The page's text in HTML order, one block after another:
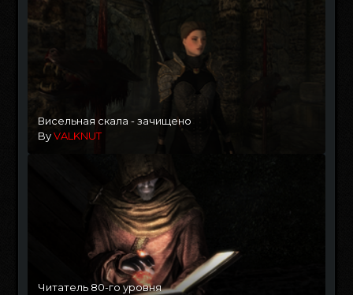
Висельная скала - зачищено
ByVALKNUT
Читатель 80-го уровня